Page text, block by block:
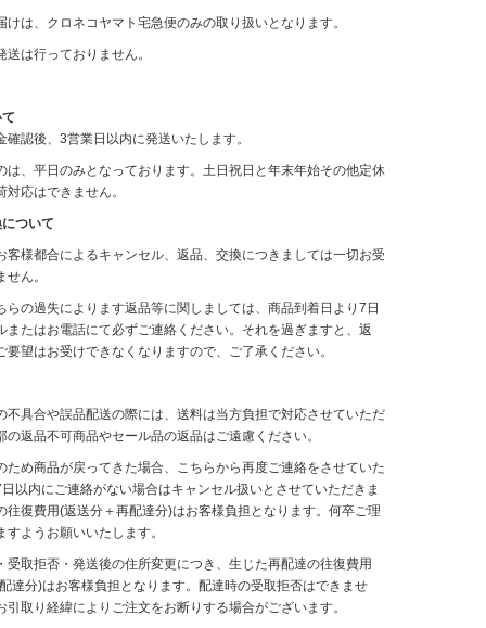
は、クロネコヤマト宅急便のみの取り扱いとなります。
は行っておりません。
確認後、3営業日以内に発送いたします。
は、平日のみとなっております。土日祝日と年末年始その他定休
対応はできません。
ついて
客様都合によるキャンセル、返品、交換につきましては一切お受
ん。
らの過失によります返品等に関しましては、商品到着日より7日
またはお電話にて必ずご連絡ください。それを過ぎますと、返
要望はお受けできなくなりますので、ご了承ください。
不具合や誤品配送の際には、送料は当方負担で対応させていただ
の返品不可商品やセール品の返品はご遠慮ください。
ため商品が戻ってきた場合、こちらから再度ご連絡をさせていた
以内にご連絡がない場合はキャンセル扱いとさせていただきま
往復費用(返送分＋再配達分)はお客様負担となります。何卒ご理
すようお願いいたします。
受取拒否・発送後の住所変更につき、生じた再配達の往復費用
達分)はお客様負担となります。配達時の受取拒否はできませ
引取り経緯によりご注文をお断りする場合がございます。